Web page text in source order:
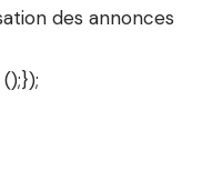
des annonces